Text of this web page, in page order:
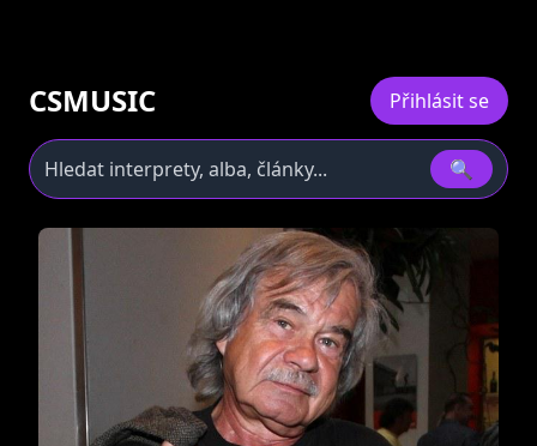
CSMUSIC Přihlásit se
🔍